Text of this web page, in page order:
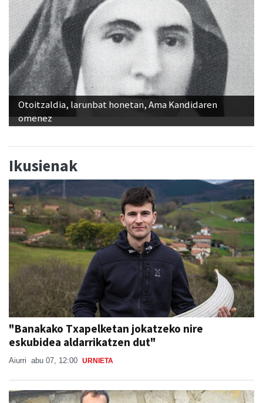
Otoitzaldia, larunbat honetan, Ama Kandidaren
omenez
Ikusienak
"Banakako Txapelketan jokatzeko nire
eskubidea aldarrikatzen dut"
Aiurri abu 07, 12:00 URNIETA